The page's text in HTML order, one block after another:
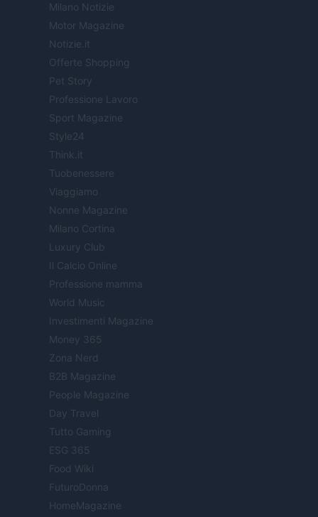
Milano Notizie
Motor Magazine
Notizie.it
Offerte Shopping
Pet Story
Professione Lavoro
Sport Magazine
Style24
Think.it
Tuobenessere
Viaggiamo
Nonne Magazine
Milano Cortina
Luxury Club
Il Calcio Online
Professione mamma
World Music
Investimenti Magazine
Money 365
Zona Nerd
B2B Magazine
People Magazine
Day Travel
Tutto Gaming
ESG 365
Food Wiki
FuturoDonna
HomeMagazine